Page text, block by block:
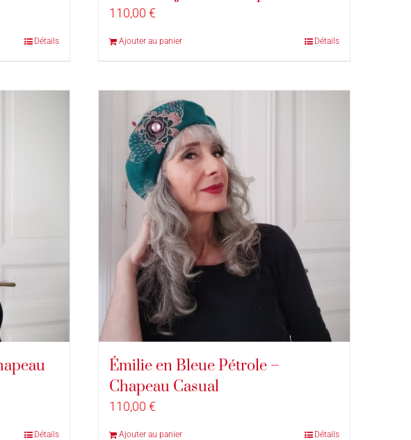
Détails
110,00 €
Ajouter au panier Détails
Détails
Émilie en Bleue Pétrole –
Chapeau Casual
110,00 €
Ajouter au panier Détails